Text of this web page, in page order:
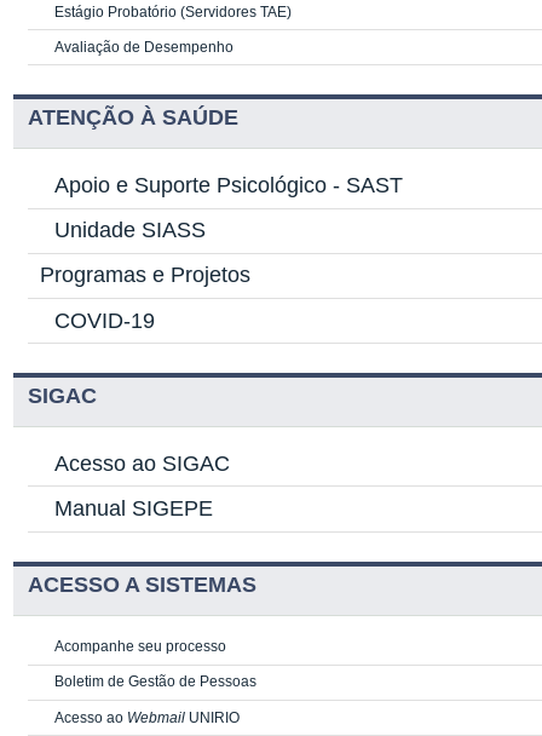
Estágio Probatório (Servidores TAE)
Avaliação de Desempenho
ATENÇÃO À SAÚDE
Apoio e Suporte Psicológico - SAST
Unidade SIASS
Programas e Projetos
COVID-19
SIGAC
Acesso ao SIGAC
Manual SIGEPE
ACESSO A SISTEMAS
Acompanhe seu processo
Boletim de Gestão de Pessoas
Acesso ao Webmail UNIRIO